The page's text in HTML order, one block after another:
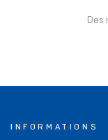
Des
INFORMATIONS